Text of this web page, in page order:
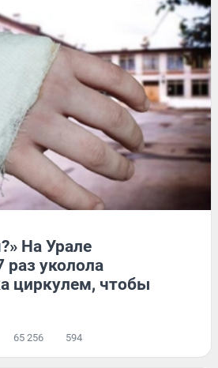
На Урале
раз уколола
циркулем, чтобы
65 256 594